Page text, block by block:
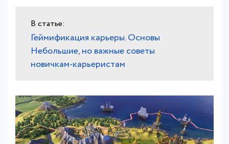
Геймификация карьеры. Основы
Небольшие, но важные советы
новичкам-карьеристам